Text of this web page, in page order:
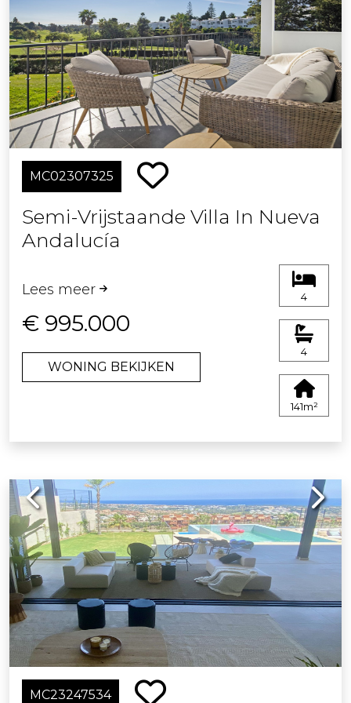
MC02307325
Semi-Vrijstaande Villa In Nueva
Andalucía
Lees meer
€ 995.000
WONING BEKIJKEN
4
4
141m²
Previous Next
MC23247534